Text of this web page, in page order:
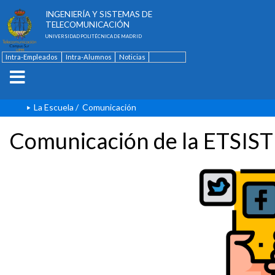
INGENIERÍA Y SISTEMAS DE
TELECOMUNICACIÓN
UNIVERSIDAD POLITÉCNICA DE MADRID
Intra-Empleados Intra-Alumnos
Noticias
La Escuela / Comunicación
Comunicación de la ETSIST